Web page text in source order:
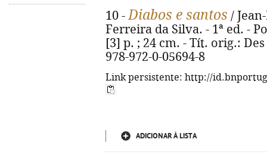
10 -Diabos e santos /
Ferreira da Silva. - 1ª ed. -
[3] p. ; 24 cm. - Tít. orig.:
978-972-0-05694-8
Link persistente: http://
ADICIONAR À LISTA